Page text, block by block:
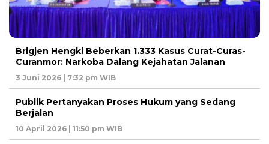
Brigjen Hengki Beberkan 1.333 Kasus Curat-Curas-
Curanmor: Narkoba Dalang Kejahatan Jalanan
3 Juni 2026 | 7:32 pm WIB
Publik Pertanyakan Proses Hukum yang Sedang
Berjalan
10 April 2026 | 11:50 pm WIB